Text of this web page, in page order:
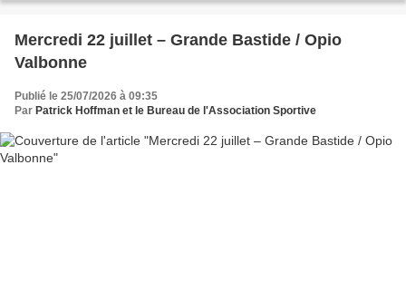
Mercredi 22 juillet – Grande Bastide / Opio
Valbonne
Publié le 25/07/2026 à 09:35
Par Patrick Hoffman et le Bureau de l'Association Sportive